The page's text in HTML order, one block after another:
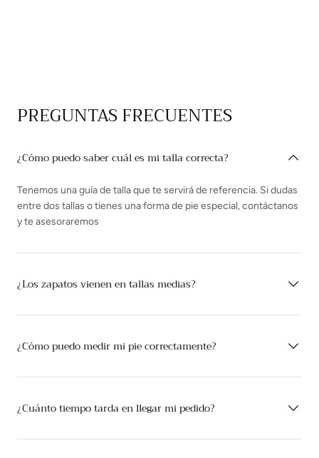
PREGUNTAS FRECUENTES
¿Cómo puedo saber cuál es mi talla correcta?
Tenemos una guía de talla que te servirá de referencia. Si dudas
entre dos tallas o tienes una forma de pie especial, contáctanos
y te asesoraremos
¿Los zapatos vienen en tallas medias?
¿Cómo puedo medir mi pie correctamente?
¿Cuánto tiempo tarda en llegar mi pedido?